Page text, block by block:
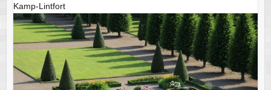
Kamp-Lintfort